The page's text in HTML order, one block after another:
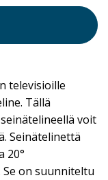
televisioille
Tällä
voit
Seinätelinettä
20°
on suunniteltu